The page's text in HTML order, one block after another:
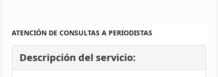
ATENCIÓN DE CONSULTAS A PERIODISTAS
Descripción del servicio: